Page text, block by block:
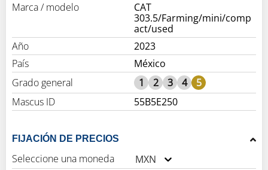
Marca / modelo
CAT
303.5/Farming/mini/comp
act/used
Año
2023
País
México
Grado general
1 2 3 4
5
Mascus ID
55B5E250
FIJACIÓN DE PRECIOS
Seleccione una moneda
MXN